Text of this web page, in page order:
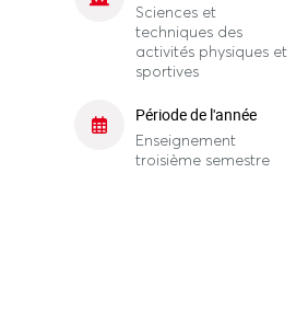
Sciences et
techniques des
activités physiques et
sportives
Période de l'année
Enseignement
troisième semestre